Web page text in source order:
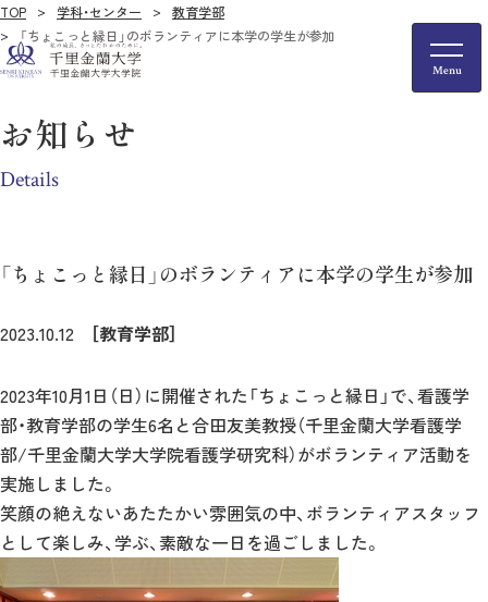
TOP 学科・センター
教育学部
「ちょこっと縁日」のボランティアに本学の学生が参加
お知らせ
Details
「ちょこっと縁日」のボランティアに本学の学生が参加
2023.10.12 ［教育学部］
2023年10月1日（日）に開催された「ちょこっと縁日」で、看護学
部・教育学部の学生6名と合田友美教授（千里金蘭大学看護学
部/千里金蘭大学大学院看護学研究科）がボランティア活動を
実施しました。
笑顔の絶えないあたたかい雰囲気の中、ボランティアスタッフ
として楽しみ、学ぶ、素敵な一日を過ごしました。